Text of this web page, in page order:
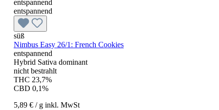
entspannend
entspannend
süß
Nimbus Easy 26/1: French Cookies
entspannend
Hybrid Sativa dominant
nicht bestrahlt
THC 23,7%
CBD 0,1%
5,89 € / g inkl. MwSt